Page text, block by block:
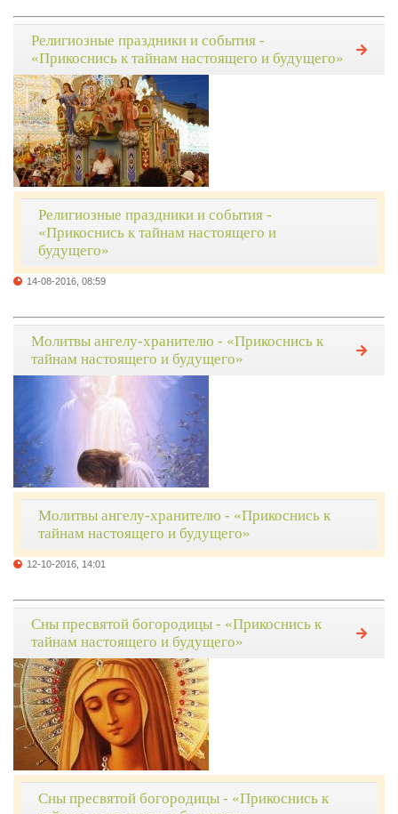
Религиозные праздники и события -
«Прикоснись к тайнам настоящего и будущего»
Религиозные праздники и события -
«Прикоснись к тайнам настоящего и
будущего»
14-08-2016, 08:59
Молитвы ангелу-хранителю - «Прикоснись к
тайнам настоящего и будущего»
Молитвы ангелу-хранителю - «Прикоснись к
тайнам настоящего и будущего»
12-10-2016, 14:01
Сны пресвятой богородицы - «Прикоснись к
тайнам настоящего и будущего»
Сны пресвятой богородицы - «Прикоснись к